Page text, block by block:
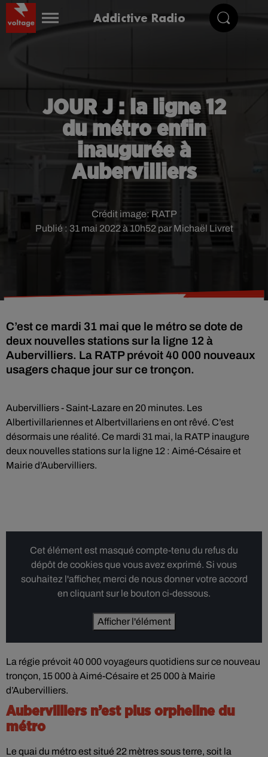
Addictive Radio
JOUR J : la ligne 12
du métro enfin
inaugurée à
Aubervilliers
Publié : 31 mai 2022 à 10h52 par Michaël Livret
Crédit image:RATP
C’est ce mardi 31 mai que le métro se dote de
deux nouvelles stations sur la ligne 12 à
Aubervilliers. La RATP prévoit 40 000 nouveaux
usagers chaque jour sur ce tronçon.
Aubervilliers - Saint-Lazare en 20 minutes. Les
Albertivillariennes et Albertvillariens en ont rêvé. C’est
désormais une réalité. Ce mardi 31 mai, la RATP inaugure
deux nouvelles stations sur la ligne 12 : Aimé-Césaire et
Mairie d’Aubervilliers.
Cet élément est masqué compte-tenu du refus du
dépôt de cookies que vous avez exprimé. Si vous
souhaitez l'afficher, merci de nous donner votre accord
en cliquant sur le bouton ci-dessous.
Afficher l'élément
La régie prévoit 40 000 voyageurs quotidiens sur ce nouveau
tronçon, 15 000 à Aimé-Césaire et 25 000 à Mairie
d’Aubervilliers.
Aubervilliers n’est plus orpheline du
métro
Le quai du métro est situé 22 mètres sous terre, soit la